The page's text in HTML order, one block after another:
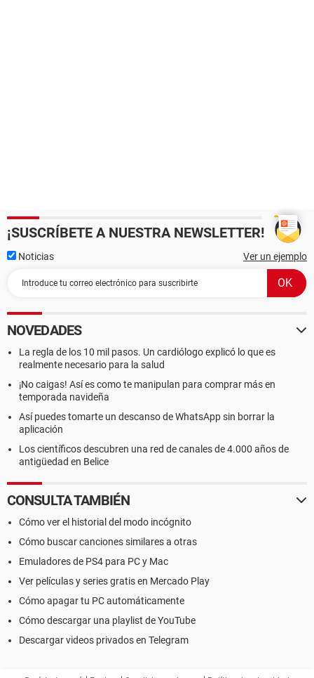
¡SUSCRÍBETE A NUESTRA NEWSLETTER!
Noticias Ver un ejemplo
NOVEDADES
La regla de los 10 mil pasos. Un cardiólogo explicó lo que es
realmente necesario para la salud
¡No caigas! Así es como te manipulan para comprar más en
temporada navideña
Así puedes tomarte un descanso de WhatsApp sin borrar la
aplicación
Los científicos descubren una red de canales de 4.000 años de
antigüedad en Belice
CONSULTA TAMBIÉN
Cómo ver el historial del modo incógnito
Cómo buscar canciones similares a otras
Emuladores de PS4 para PC y Mac
Ver películas y series gratis en Mercado Play
Cómo apagar tu PC automáticamente
Cómo descargar una playlist de YouTube
Descargar videos privados en Telegram